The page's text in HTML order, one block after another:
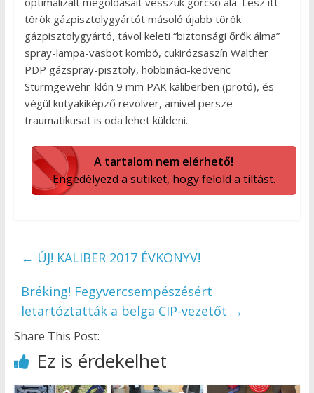
török gázpisztolygyártót másoló újabb török
gázpisztolygyártó, távol keleti “biztonsági őrők álma”
spray-lampa-vasbot kombó, cukirózsaszín Walther
PDP gázspray-pisztoly, hobbináci-kedvenc
Sturmgewehr-klón 9 mm PAK kaliberben (protó), és
végül kutyakiképző revolver, amivel persze
traumatikusat is oda lehet küldeni.
A tartalom nem elérhető!
Engedélyezd a sütiket, hogy felold a tiltást.
← ÚJ! KALIBER 2017 ÉVKÖNYV!
Bréking! Fegyvercsempészésért
letartóztatták a belga CIP-vezetőt →
Share This Post:
Ez is érdekelhet